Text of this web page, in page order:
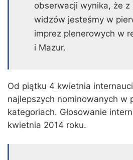
obserwacji wynika, że z
widzów jesteśmy w
imprez plenerowych w
i Mazur.
Od piątku 4 kwietnia
najlepszych nominowanych w
kategoriach. Głosowanie
kwietnia 2014 roku.